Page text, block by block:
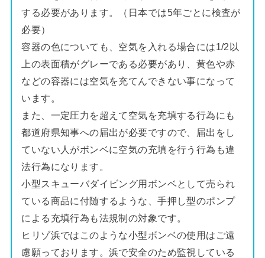
する必要があります。（日本では5年ごとに検査が
必要）
容器の色についても、空気を入れる場合には1/2以
上の表面積がグレーである必要があり、黄色や赤
などの容器には空気を充てんできない事になって
います。
また、一定圧力を超えて空気を充填する行為にも
都道府県知事への届出が必要ですので、届出をし
ていない人がボンベに空気の充填を行う行為も違
法行為になります。
小型スキューバダイビング用ボンベとして売られ
ている商品に付随するような、手押し型のポンプ
による充填行為も法規制の対象です。
ヒリゾ浜ではこのような小型ボンベの使用はご遠
慮願っております。浜で安全のため監視している